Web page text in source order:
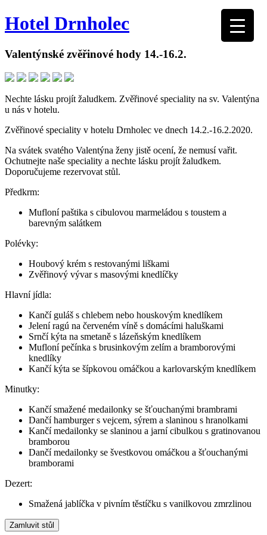
Hotel Drnholec
Valentýnské zvěřinové hody 14.-16.2.
Nechte lásku projít žaludkem. Zvěřinové speciality na sv. Valentýna
u nás v hotelu.
Zvěřinové speciality v hotelu Drnholec ve dnech 14.2.-16.2.2020.
Na svátek svatého Valentýna ženy jistě ocení, že nemusí vařit.
Ochutnejte naše speciality a nechte lásku projít žaludkem.
Doporučujeme rezervovat stůl.
Předkrm:
Mufloní paštika s cibulovou marmeládou s toustem a
barevným salátkem
Polévky:
Houbový krém s restovanými liškami
Zvěřinový vývar s masovými knedlíčky
Hlavní jídla:
Kančí guláš s chlebem nebo houskovým knedlíkem
Jelení ragú na červeném víně s domácími haluškami
Srnčí kýta na smetaně s lázeňským knedlíkem
Mufloní pečínka s brusinkovým zelím a bramborovými
knedlíky
Kančí kýta se šípkovou omáčkou a karlovarským knedlíkem
Minutky:
Kančí smažené medailonky se šťouchanými brambrami
Dančí hamburger s vejcem, sýrem a slaninou s hranolkami
Kančí medailonky se slaninou a jarní cibulkou s gratinovanou
bramborou
Dančí medailonky se švestkovou omáčkou a šťouchanými
bramborami
Dezert:
Smažená jablíčka v pivním těstíčku s vanilkovou zmrzlinou
Zamluvit stůl